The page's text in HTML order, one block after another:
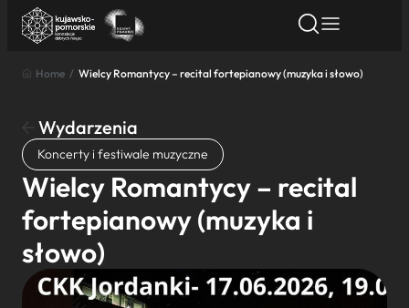
Znajdź atrakcję
Nazwa atrakcji
Miasto
Kategoria
Home / Wielcy Romantycy – recital fortepianowy (muzyka i słowo)
Wydarzenia
Koncerty i festiwale muzyczne
Wielcy Romantycy – recital
fortepianowy (muzyka i
słowo)